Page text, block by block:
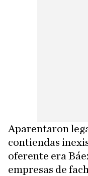
Aparentaron
contiendas
oferente era
empresas de